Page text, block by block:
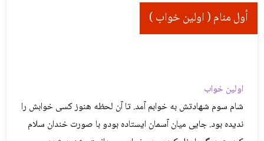
أول منام ( اولین خواب )
اولین خواب
شام سوم شهادتش به خوابم آمد. تا آن لحظه هنوز کسی خوابش را
ندیده بود. جایی میان آسمان ایستاده بودو با صورت خندان سلام